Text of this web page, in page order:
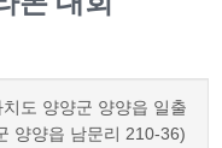
도 양양군 양양읍 일출
양양읍 남문리 210-36)